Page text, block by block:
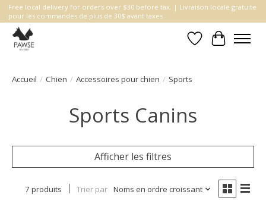
Free local delivery for orders over $30 before tax. | Livraison locale gratuite
pour les commandes de plus de 30$ avant taxes.
Liste dePanier
Accueil / Chien / Accessoires pour chien / Sports
Sports Canins
Afficher les filtres
7 produits Trier par Noms en ordre croissant